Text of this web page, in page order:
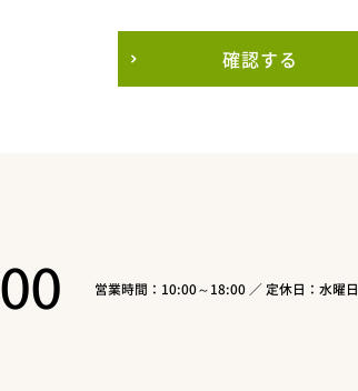
確認する
営業時間：10:00～18:00 ／ 定休日：水曜日